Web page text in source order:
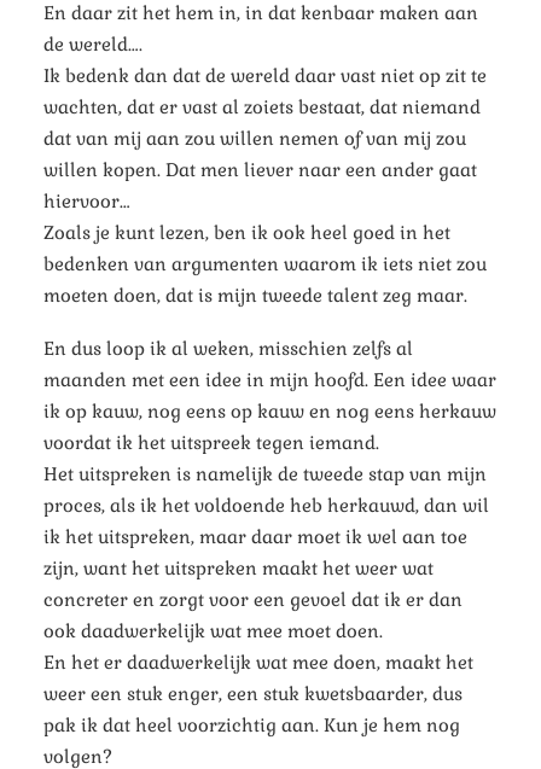
En daar zit het hem in, in dat kenbaar maken aan
de wereld….
Ik bedenk dan dat de wereld daar vast niet op zit te
wachten, dat er vast al zoiets bestaat, dat niemand
dat van mij aan zou willen nemen of van mij zou
willen kopen. Dat men liever naar een ander gaat
hiervoor…
Zoals je kunt lezen, ben ik ook heel goed in het
bedenken van argumenten waarom ik iets niet zou
moeten doen, dat is mijn tweede talent zeg maar.
En dus loop ik al weken, misschien zelfs al
maanden met een idee in mijn hoofd. Een idee waar
ik op kauw, nog eens op kauw en nog eens herkauw
voordat ik het uitspreek tegen iemand.
Het uitspreken is namelijk de tweede stap van mijn
proces, als ik het voldoende heb herkauwd, dan wil
ik het uitspreken, maar daar moet ik wel aan toe
zijn, want het uitspreken maakt het weer wat
concreter en zorgt voor een gevoel dat ik er dan
ook daadwerkelijk wat mee moet doen.
En het er daadwerkelijk wat mee doen, maakt het
weer een stuk enger, een stuk kwetsbaarder, dus
pak ik dat heel voorzichtig aan. Kun je hem nog
volgen?